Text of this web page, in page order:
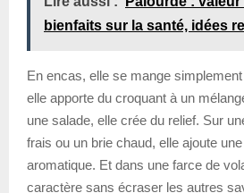
bienfaits sur la santé, idées
En encas, elle se mange
elle apporte du croquant à un
une salade, elle crée du relief. Sur
frais ou un brie chaud, elle ajoute
aromatique. Et dans une farce de
caractère sans écraser les autres